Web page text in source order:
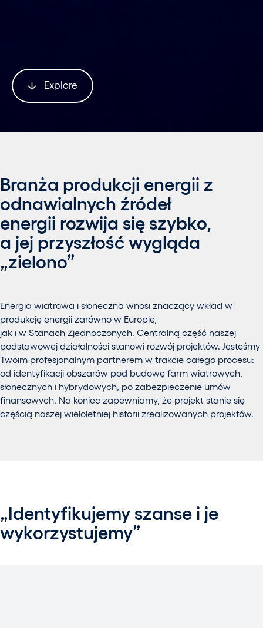
Explore
Branża produkcji energii z
odnawialnych źródeł
energii rozwija się szybko,
a jej przyszłość wygląda
„zielono”
Energia wiatrowa i słoneczna wnosi znaczący wkład w
produkcję energii zarówno w Europie,
jak i w Stanach Zjednoczonych. Centralną część naszej
podstawowej działalności stanowi rozwój projektów. Jesteśmy
Twoim profesjonalnym partnerem w trakcie całego procesu:
od identyfikacji obszarów pod budowę farm wiatrowych,
słonecznych i hybrydowych, po zabezpieczenie umów
finansowych. Na koniec zapewniamy, że projekt stanie się
częścią naszej wieloletniej historii zrealizowanych projektów.
„Identyfikujemy szanse i je
wykorzystujemy”